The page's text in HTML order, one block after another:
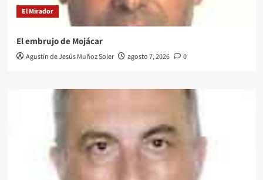
El Mirador
El embrujo de Mojácar
Agustín de Jesús Muñoz Soler agosto 7, 2026 0